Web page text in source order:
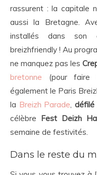
rassurent : la capitale
aussi la Bretagne.
installés dans son
breizhfriendly ! Au
ne manquez pas les
bretonne (pour faire
également le Paris
la Breizh Parade, défilé
célèbre Fest Deizh
semaine de festivités.
Dans le reste du